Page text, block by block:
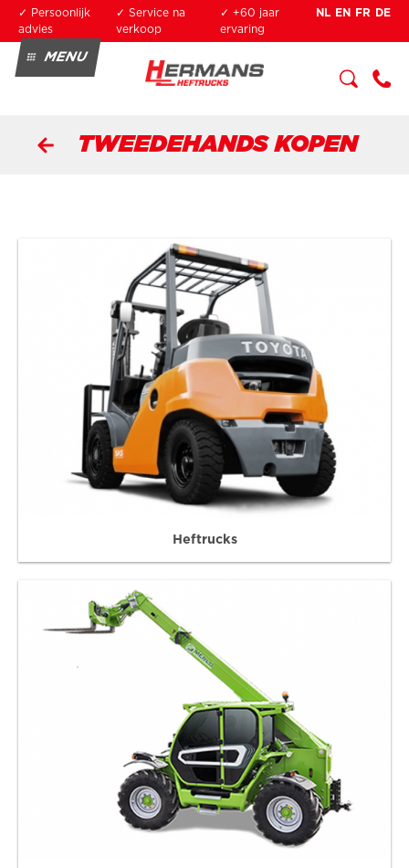
Overslaan en naar de inhoud gaan
✓ Persoonlijk
advies
✓ Service na
verkoop
✓ +60 jaar
ervaring
NL EN FR DE
KOPEN HUREN SERVICE
MENU
TWEEDEHANDS KOPEN
Heftrucks